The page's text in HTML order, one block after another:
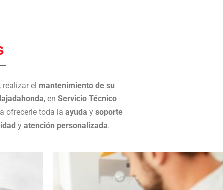
, realizar el mantenimiento de su
, en Servicio Técnico
ofrecerle toda la ayuda y soporte
y atención personalizada.